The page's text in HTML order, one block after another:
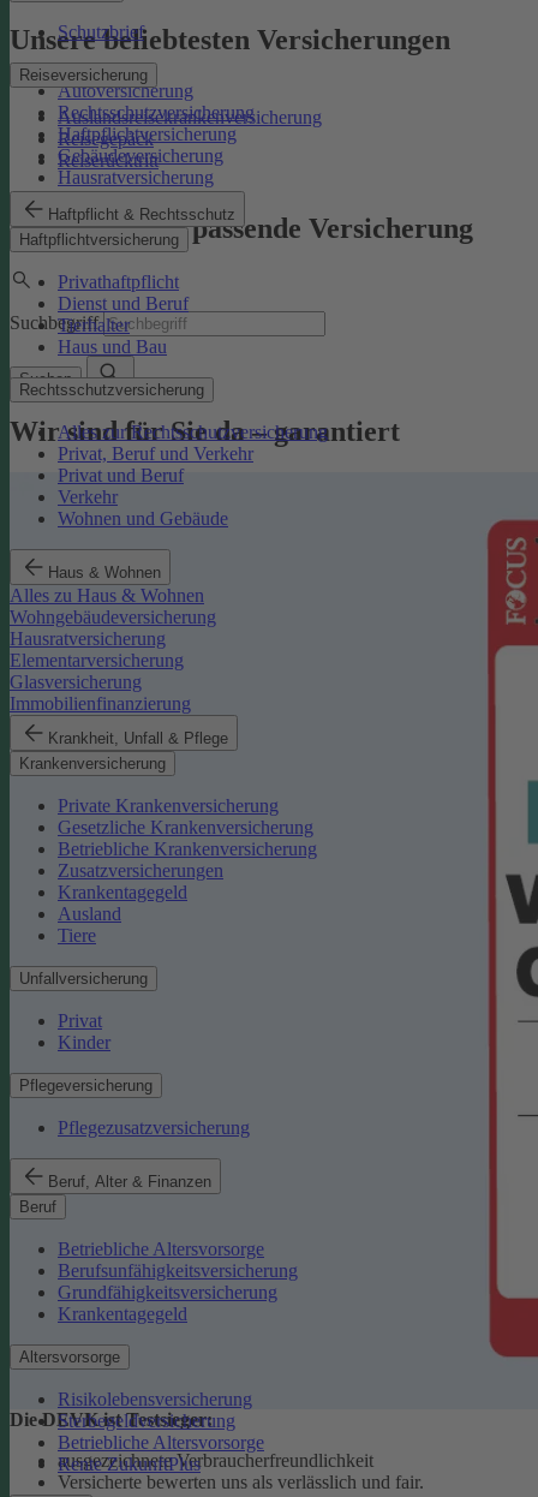
Schutzbrief
Reiseversicherung
Auslandsreisekrankenversicherung
Reisegepäck
Reiserücktritt
Haftpflicht & Rechtsschutz
Haftpflichtversicherung
Privathaftpflicht
Dienst und Beruf
Tierhalter
Haus und Bau
Rechtsschutzversicherung
Alles zur Rechtsschutzversicherung
Privat, Beruf und Verkehr
Privat und Beruf
Verkehr
Wohnen und Gebäude
Haus & Wohnen
Alles zu Haus & Wohnen
Wohngebäudeversicherung
Hausratversicherung
Elementarversicherung
Glasversicherung
Immobilienfinanzierung
Krankheit, Unfall & Pflege
Krankenversicherung
Private Krankenversicherung
Gesetzliche Krankenversicherung
Betriebliche Krankenversicherung
Zusatzversicherungen
Krankentagegeld
Ausland
Tiere
Unfallversicherung
Privat
Kinder
Pflegeversicherung
Pflegezusatzversicherung
Beruf, Alter & Finanzen
Beruf
Betriebliche Altersvorsorge
Berufsunfähigkeitsversicherung
Grundfähigkeitsversicherung
Krankentagegeld
Altersvorsorge
Risikolebensversicherung
Sterbegeldversicherung
Betriebliche Altersvorsorge
Rente ZukunftPlus
Unsere beliebtesten Versicherungen
Autoversicherung
Rechtsschutzversicherung
Haftpflichtversicherung
Gebäudeversicherung
Hausratversicherung
Finden Sie die passende Versicherung
Suchbegriff
Suchen
Wir sind für Sie da – garantiert
Die DEVK ist Testsieger:
ausgezeichnete Verbraucherfreundlichkeit
Versicherte bewerten uns als verlässlich und fair.